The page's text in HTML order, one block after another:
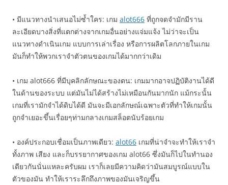
• มีแนวทางนำเสนอไม่ซ้ำใคร: เกม alot666 ที่ถูกจดจำมักมีราน
ละเอียดบางสิ่งที่แตกต่างจากเกมอื่นอย่างแจ่มแจ้ง ไม่ว่าจะเป็น
แนวทางดำเนินเกม แบบการเล่าเรื่อง หรือการผลิตโลกภายในเกม
มันก็ทำให้พวกเราจำตัวตนของเกมได้มากกว่าเดิม
• เกม alot666 ที่มีบุคลิกลักษณะของตน: เกมมากอาจปฏิบัติงานได้ดี
ในด้านของระบบ แต่มันไม่ได้สร้างไม่เหมือนกันมากนัก แม้กระนั้น
เกมที่เรามักจำได้ดิบได้ดี มันจะมีเอกลักษณ์เฉพาะตัวที่ทำให้เกมนั้น
ถูกจำเยอะขึ้นเรื่อยๆท่ามกลางเกมสล็อตนับร้อยเกม
• องค์ประกอบเชื่อมเป็นภาพเดียว: alot66 เกมที่น่าจำจะทำให้เราจำ
ทั้งภาพ เสียง และก็บรรยากาศของเกม alot66 ซึ่งมันก็ไปในทำนอง
เดียวกันนั่นแหละครับผม เราก็เลยมีความคิดว่ามันสมบูรณ์แบบใน
ตัวของมัน ทำให้เราระลึกถึงภาพของมันเจริญขึ้น